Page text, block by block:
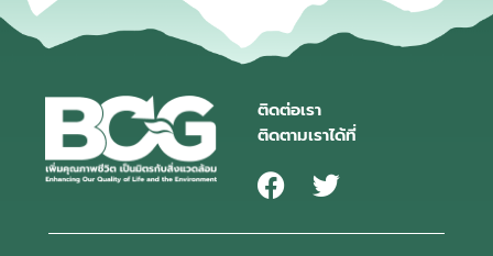
ติดต่อเรา
ติดตามเราได้ที่